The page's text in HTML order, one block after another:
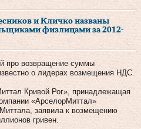
и Кличко названы
физлицами за 2012-
про возвращение суммы
о лидерах возмещения НДС.
Кривой Рог», принадлежащая
«АрселорМиттал»
заявила к возмещению
гривен.